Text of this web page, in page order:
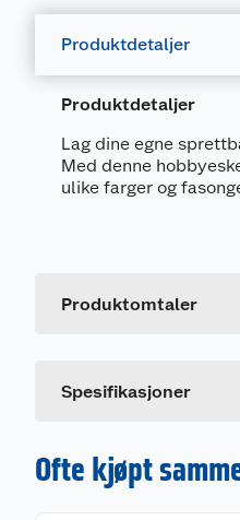
Produktdetaljer
Produktdetaljer
Lag dine egne
Med denne
ulike farger og
Produktomtaler
Spesifikasjoner
Leverandørens
Ofte kjøpt